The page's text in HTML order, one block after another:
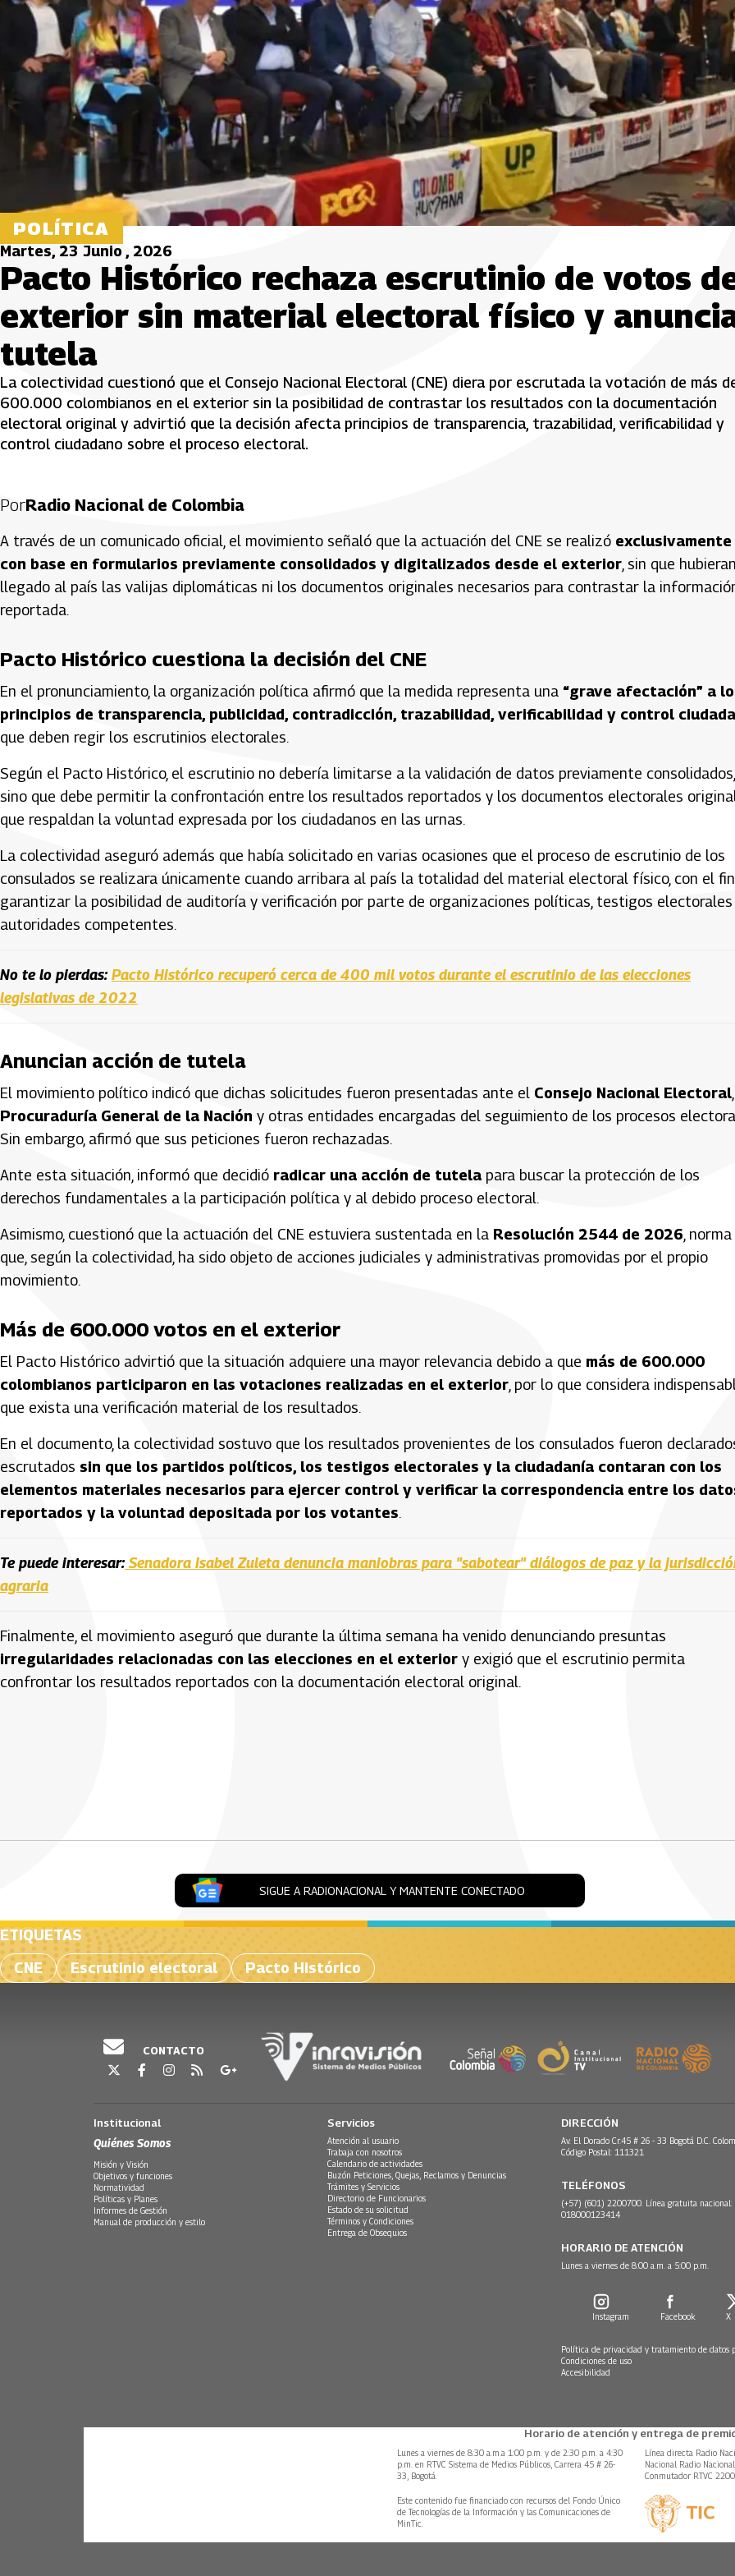
POLÍTICA
Martes, 23 Junio , 2026
Pacto Histórico rechaza escrutinio de votos
exterior sin material electoral físico y
tutela
La colectividad cuestionó que el Consejo Nacional Electoral (CNE) diera por escrutada la votación de más
600.000 colombianos en el exterior sin la posibilidad de contrastar los resultados con la documentación
electoral original y advirtió que la decisión afecta principios de transparencia, trazabilidad, verificabilidad y
control ciudadano sobre el proceso electoral.
PorRadio Nacional de Colombia
A través de un comunicado oficial, el movimiento señaló que la actuación del CNE se realizó exclusivamente
con base en formularios previamente consolidados y digitalizados desde el exterior , sin que
llegado al país las valijas diplomáticas ni los documentos originales necesarios para contrastar la
reportada.
Pacto Histórico cuestiona la decisión del CNE
En el pronunciamiento, la organización política afirmó que la medida representa una “grave afectación” a
principios de transparencia, publicidad, contradicción, trazabilidad, verificabilidad y control
que deben regir los escrutinios electorales.
Según el Pacto Histórico, el escrutinio no debería limitarse a la validación de datos previamente consolidados,
sino que debe permitir la confrontación entre los resultados reportados y los documentos electorales
que respaldan la voluntad expresada por los ciudadanos en las urnas.
La colectividad aseguró además que había solicitado en varias ocasiones que el proceso de escrutinio de los
consulados se realizara únicamente cuando arribara al país la totalidad del material electoral físico, con el
garantizar la posibilidad de auditoría y verificación por parte de organizaciones políticas, testigos
autoridades competentes.
No te lo pierdas: Pacto Histórico recuperó cerca de 400 mil votos durante el escrutinio de las elecciones
legislativas de 2022
Anuncian acción de tutela
El movimiento político indicó que dichas solicitudes fueron presentadas ante el Consejo Nacional Electoral
Procuraduría General de la Nación y otras entidades encargadas del seguimiento de los procesos
Sin embargo, afirmó que sus peticiones fueron rechazadas.
Ante esta situación, informó que decidió radicar una acción de tutela para buscar la protección de los
derechos fundamentales a la participación política y al debido proceso electoral.
Asimismo, cuestionó que la actuación del CNE estuviera sustentada en la Resolución 2544 de 2026 , norma
que, según la colectividad, ha sido objeto de acciones judiciales y administrativas promovidas por el propio
movimiento.
Más de 600.000 votos en el exterior
El Pacto Histórico advirtió que la situación adquiere una mayor relevancia debido a que más de 600.000
colombianos participaron en las votaciones realizadas en el exterior , por lo que considera
que exista una verificación material de los resultados.
En el documento, la colectividad sostuvo que los resultados provenientes de los consulados fueron
escrutados sin que los partidos políticos, los testigos electorales y la ciudadanía contaran con los
elementos materiales necesarios para ejercer control y verificar la correspondencia entre los
reportados y la voluntad depositada por los votantes.
Te puede interesar:Senadora Isabel Zuleta denuncia maniobras para "sabotear" diálogos de paz y la
agraria
Finalmente, el movimiento aseguró que durante la última semana ha venido denunciando presuntas
irregularidades relacionadas con las elecciones en el exterior y exigió que el escrutinio permita
confrontar los resultados reportados con la documentación electoral original.
SIGUE A RADIONACIONAL Y MANTENTE CONECTADO
ETIQUETAS
CNE
Escrutinio electoral Pacto Histórico
CONTACTO
Institucional
Quiénes Somos
Misión y Visión
Objetivos y funciones
Normatividad
Políticas y Planes
Informes de Gestión
Manual de producción y estilo
Servicios
Atención al usuario
Trabaja con nosotros
Calendario de actividades
Buzón Peticiones, Quejas, Reclamos y Denuncias
Trámites y Servicios
Directorio de Funcionarios
Estado de su solicitud
Términos y Condiciones
Entrega de Obsequios
DIRECCIÓN
Av. El Dorado Cr.45 # 26 - 33 Bogotá D.C.
Código Postal: 111321
TELÉFONOS
(+57) (601) 2200700. Línea gratuita nacional:
018000123414
HORARIO DE ATENCIÓN
Lunes a viernes de 8:00 a.m. a 5:00 p.m.
Instagram Facebook X
Política de privacidad y tratamiento de datos
Condiciones de uso
Accesibilidad
Horario de atención y entrega de
Lunes a viernes de 8:30 a.m.a 1:00 p.m. y de 2:30 p.m. a 4:30
p.m. en RTVC Sistema de Medios Públicos, Carrera 45 # 26-
33, Bogotá.
Línea directa Radio
Nacional Radio
Conmutador RTVC
Este contenido fue financiado con recursos del Fondo Único
de Tecnologías de la Información y las Comunicaciones de
MinTic.